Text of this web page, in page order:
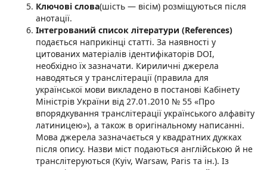
Ключові слова(шість — вісім) розміщуються після
анотації.
Інтегрований список літератури (References)
подається наприкінці статті. За наявності у
цитованих матеріалів ідентифікаторів DOI,
необхідно їх зазначати. Кириличні джерела
наводяться у транслітерації (правила для
української мови викладено в постанові Кабінету
Міністрів України від 27.01.2010 № 55 «Про
впорядкування транслітерації українського алфавіту
латиницею»), а також в оригінальному написанні.
Мова джерела зазначається у квадратних дужках
після опису. Назви міст подаються англійською й не
транслітеруються (Kyiv, Warsaw, Paris та ін.). Із